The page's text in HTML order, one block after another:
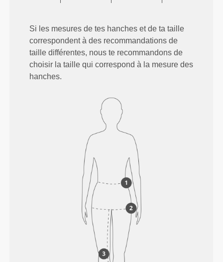
Si les mesures de tes hanches et de ta taille
correspondent à des recommandations de
taille différentes, nous te recommandons de
choisir la taille qui correspond à la mesure des
hanches.